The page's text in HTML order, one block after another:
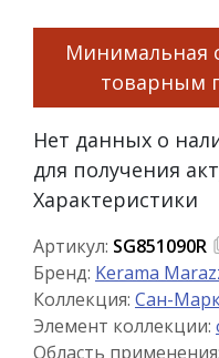
Минимальная
товарным
Нет данных о
для получения
Характеристики
Артикул: SG851090R
Бренд: Kerama
Коллекция: Сан-
Элемент коллекции:
Область применения: